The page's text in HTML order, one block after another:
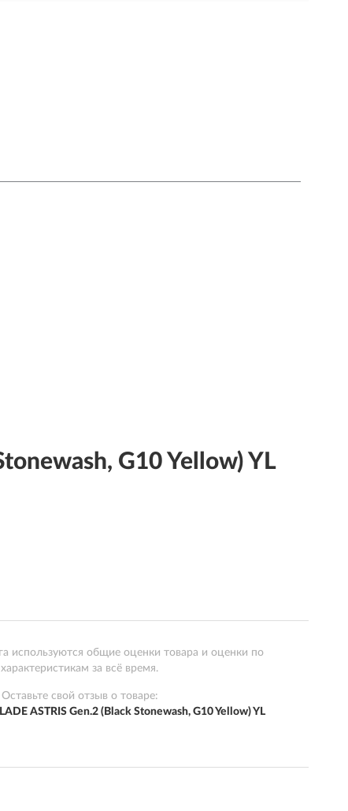
G10 Yellow) YL
используются общие оценки товара и оценки по
характеристикам за всё время.
Оставьте свой отзыв о товаре:
ASTRIS Gen.2 (Black Stonewash, G10 Yellow) YL